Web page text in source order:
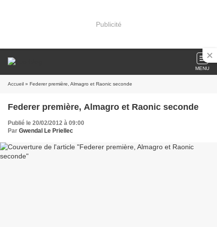
Publicité
MENU
Accueil » Federer première, Almagro et Raonic seconde
Federer première, Almagro et Raonic seconde
Publié le 20/02/2012 à 09:00
Par Gwendal Le Priellec